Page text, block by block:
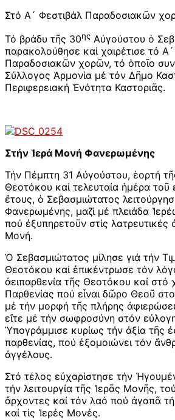
Στό Α´ Φεστιβάλ Παραδοσιακῶν
Τό βράδυ τῆς 30ης Αὐγούστου ὁ
παρακολούθησε καί χαιρέτισε τό
Παραδοσιακῶν χορῶν, τό ὁποῖο
Σύλλογος Ἁρμονία μέ τόν Δῆμο
Περιφερειακή Ἑνότητα Καστοριᾶς.
Στήν Ἱερά Μονή Φανερωμένης
Τήν Πέμπτη 31 Αὐγούστου, ἑορτή
Θεοτόκου καί τελευταία ἡμέρα τοῦ
ἔτους, ὁ Σεβασμιώτατος
Φανερωμένης, μαζί μέ πλειάδα
πού ἐξυπηρετοῦν στίς λατρευτικές
Μονή.
Ὁ Σεβασμιώτατος μίλησε γιά τήν
Θεοτόκου καί ἐπικέντρωσε τόν
ἀειπαρθενία τῆς Θεοτόκου καί στό
Παρθενίας πού εἶναι δῶρο Θεοῦ
μέ τήν μορφή τῆς πλήρης
εἴτε μέ τήν σωφροσύνη στόν
Ὑπογράμμισε κυρίως τήν ἀξία τῆς
παρθενίας, πού ἐξομοιώνει τόν
ἀγγέλους.
Στό τέλος εὐχαρίστησε τήν
τήν λειτουργία τῆς Ἱερᾶς Μονῆς,
ἄρχοντες καί τόν λαό πού ἀγαπᾶ
καί τίς Ἱερές Μονές.